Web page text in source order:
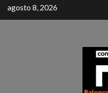
agosto 8, 2026